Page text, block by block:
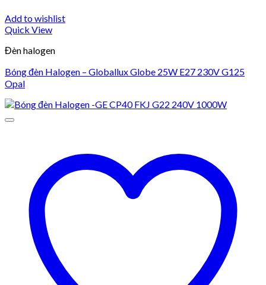
Add to wishlist
Quick View
Đèn halogen
Bóng đèn Halogen – Globallux Globe 25W E27 230V G125
Opal